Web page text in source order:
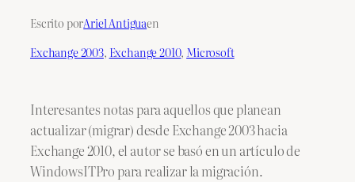
Escrito porAriel Antiguaen
Exchange 2003, Exchange 2010, Microsoft
Interesantes notas para aquellos que planean
actualizar (migrar) desde Exchange 2003 hacia
Exchange 2010, el autor se basó en un artículo de
WindowsITPro para realizar la migración.